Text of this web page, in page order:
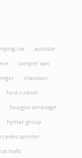
car
autostar
camper van
chausson
ford custom
fourgon aménagé
hymer group
sprinter
trafic